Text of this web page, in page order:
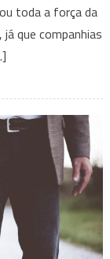
de
força
do
toda a força da
que companhias